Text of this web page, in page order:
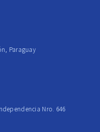
Paraguay
Nro. 646